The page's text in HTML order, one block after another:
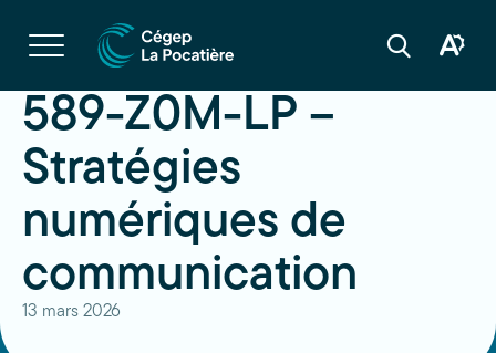
Ouvrir
la
navigation
site
Ouvrir
Ouvrir
589-Z0M-LP –
Stratégies
numériques de
communication
13 mars 2026